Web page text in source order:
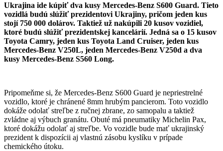
Ukrajina ide kúpiť dva kusy Mercedes-Benz S600 Guard. Tieto
vozidlá budú slúžiť prezidentovi Ukrajiny, pričom jeden kus
stojí 750 000 dolárov. Taktiež už nakúpili 20 kusov vozidiel,
ktoré budú slúžiť prezidentskej kancelárií. Jedná sa o 15 kusov
Toyota Camry, jeden kus Toyota Land Cruiser, jeden kus
Mercedes-Benz V250L, jeden Mercedes-Benz V250d a dva
kusy Mercedes-Benz S560 Long.
Pripomeňme si, že Mercedes-Benz S600 Guard je nepriestrelné
vozidlo, ktoré je chránené 8mm hrubým pancierom. Toto vozidlo
dokáže odolať streľbe z ručnej zbrane, zo samopalu a taktiež
zvládne aj výbuch granátu. Obuté má pneumatiky Michelin Pax,
ktoré dokážu odolať aj streľbe. Vo vozidle bude mať ukrajinský
prezident k dispozícii aj vlastnú zásobu kyslíku v prípade
chemického útoku.